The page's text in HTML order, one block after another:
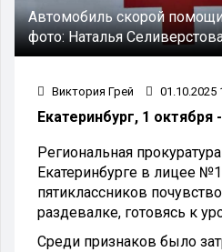
Автомобиль скорой
фото:Наталья
Виктория Грей 01.10.2025
Екатеринбург, 1 октября
Региональная
Екатеринбурге в лицее
пятиклассников
раздевалке, готовясь к
Среди признаков было